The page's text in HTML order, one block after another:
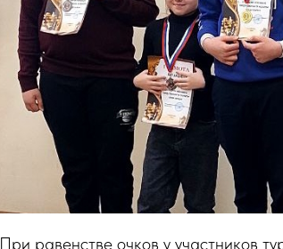
При равенстве очков у участников